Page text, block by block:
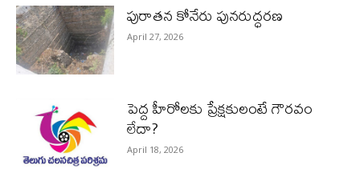
పురాత‌న కోనేరు పున‌రుద్ధ‌ర‌ణ
April 27, 2026
పెద్ద హీరోల‌కు ప్రేక్ష‌కులంటే గౌర‌వం
లేదా?
April 18, 2026